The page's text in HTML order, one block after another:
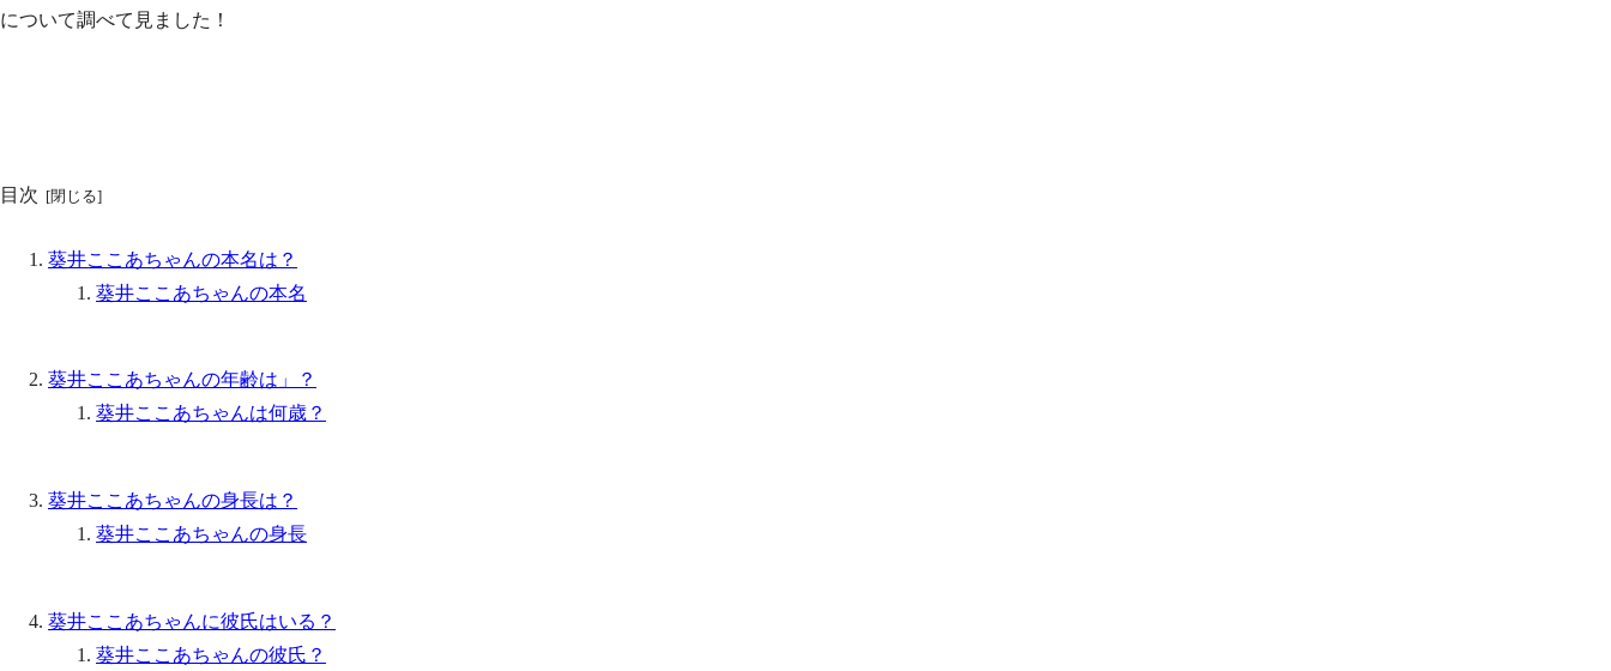
について調べて見ました！
目次
葵井ここあちゃんの本名は？
葵井ここあちゃんの本名
葵井ここあちゃんの年齢は」？
葵井ここあちゃんは何歳？
葵井ここあちゃんの身長は？
葵井ここあちゃんの身長
葵井ここあちゃんに彼氏はいる？
葵井ここあちゃんの彼氏？